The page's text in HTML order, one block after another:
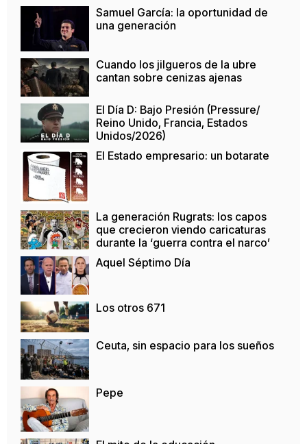
Samuel García: la oportunidad de
una generación
Cuando los jilgueros de la ubre
cantan sobre cenizas ajenas
El Día D: Bajo Presión (Pressure/
Reino Unido, Francia, Estados
Unidos/2026)
El Estado empresario: un botarate
La generación Rugrats: los capos
que crecieron viendo caricaturas
durante la ‘guerra contra el narco’
Aquel Séptimo Día
Los otros 671
Ceuta, sin espacio para los sueños
Pepe